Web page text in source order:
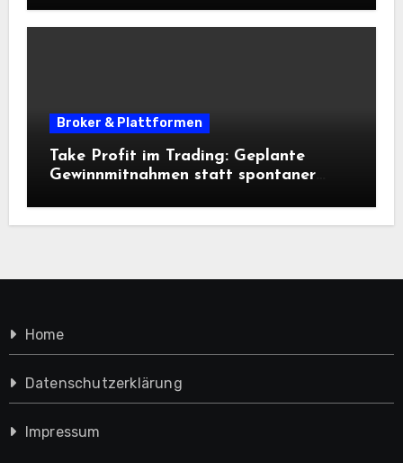
Broker & Plattformen
Take Profit im Trading: Geplante
Gewinnmitnahmen statt spontaner
Home
Datenschutzerklärung
Impressum